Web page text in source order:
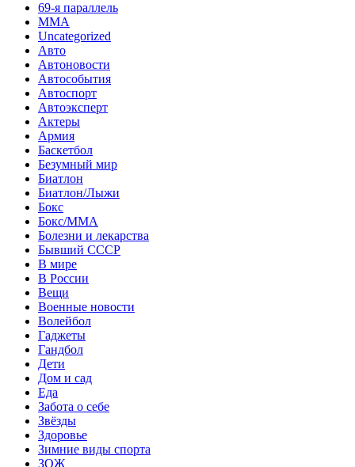
69-я параллель
MMA
Uncategorized
Авто
Автоновости
Автособытия
Автоспорт
Автоэксперт
Актеры
Армия
Баскетбол
Безумный мир
Биатлон
Биатлон/Лыжи
Бокс
Бокс/MMA
Болезни и лекарства
Бывший СССР
В мире
В России
Вещи
Военные новости
Волейбол
Гаджеты
Гандбол
Дети
Дом и сад
Еда
Забота о себе
Звёзды
Здоровье
Зимние виды спорта
ЗОЖ